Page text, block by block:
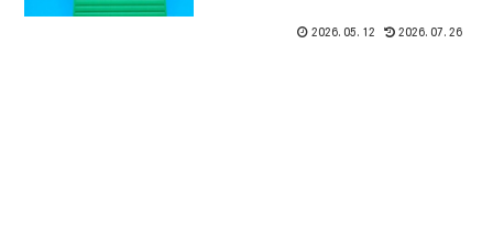
2026.05.12 2026.07.26